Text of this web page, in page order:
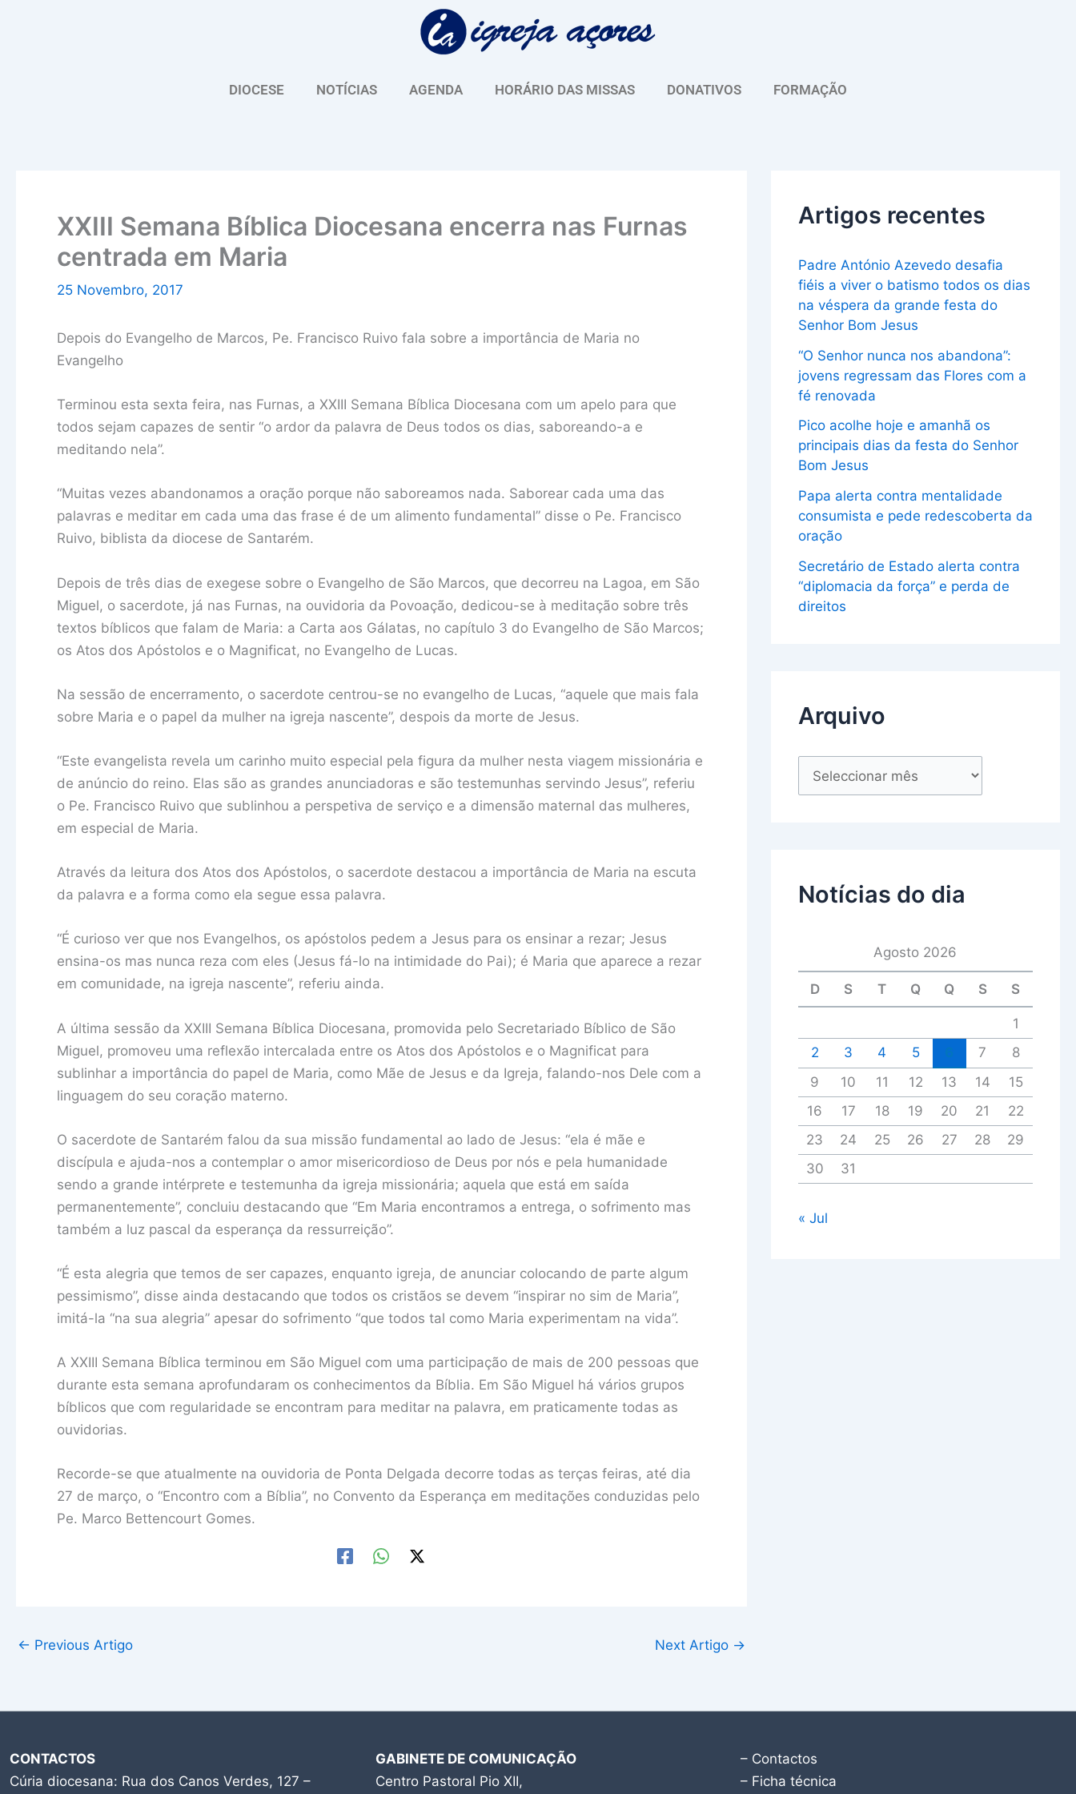
DIOCESE NOTÍCIAS AGENDA HORÁRIO DAS MISSAS DONATIVOS FORMAÇÃO
XXIII Semana Bíblica Diocesana encerra nas Furnas
centrada em Maria
25 Novembro, 2017
Depois do Evangelho de Marcos, Pe. Francisco Ruivo fala sobre a importância de Maria no
Evangelho
Terminou esta sexta feira, nas Furnas, a XXIII Semana Bíblica Diocesana com um apelo para que
todos sejam capazes de sentir “o ardor da palavra de Deus todos os dias, saboreando-a e
meditando nela”.
“Muitas vezes abandonamos a oração porque não saboreamos nada. Saborear cada uma das
palavras e meditar em cada uma das frase é de um alimento fundamental” disse o Pe. Francisco
Ruivo, biblista da diocese de Santarém.
Depois de três dias de exegese sobre o Evangelho de São Marcos, que decorreu na Lagoa, em São
Miguel, o sacerdote, já nas Furnas, na ouvidoria da Povoação, dedicou-se à meditação sobre três
textos bíblicos que falam de Maria: a Carta aos Gálatas, no capítulo 3 do Evangelho de São Marcos;
os Atos dos Apóstolos e o Magnificat, no Evangelho de Lucas.
Na sessão de encerramento, o sacerdote centrou-se no evangelho de Lucas, “aquele que mais fala
sobre Maria e o papel da mulher na igreja nascente”, despois da morte de Jesus.
“Este evangelista revela um carinho muito especial pela figura da mulher nesta viagem missionária e
de anúncio do reino. Elas são as grandes anunciadoras e são testemunhas servindo Jesus”, referiu
o Pe. Francisco Ruivo que sublinhou a perspetiva de serviço e a dimensão maternal das mulheres,
em especial de Maria.
Através da leitura dos Atos dos Apóstolos, o sacerdote destacou a importância de Maria na escuta
da palavra e a forma como ela segue essa palavra.
“É curioso ver que nos Evangelhos, os apóstolos pedem a Jesus para os ensinar a rezar; Jesus
ensina-os mas nunca reza com eles (Jesus fá-lo na intimidade do Pai); é Maria que aparece a rezar
em comunidade, na igreja nascente”, referiu ainda.
A última sessão da XXIII Semana Bíblica Diocesana, promovida pelo Secretariado Bíblico de São
Miguel, promoveu uma reflexão intercalada entre os Atos dos Apóstolos e o Magnificat para
sublinhar a importância do papel de Maria, como Mãe de Jesus e da Igreja, falando-nos Dele com a
linguagem do seu coração materno.
O sacerdote de Santarém falou da sua missão fundamental ao lado de Jesus: “ela é mãe e
discípula e ajuda-nos a contemplar o amor misericordioso de Deus por nós e pela humanidade
sendo a grande intérprete e testemunha da igreja missionária; aquela que está em saída
permanentemente”, concluiu destacando que “Em Maria encontramos a entrega, o sofrimento mas
também a luz pascal da esperança da ressurreição”.
“É esta alegria que temos de ser capazes, enquanto igreja, de anunciar colocando de parte algum
pessimismo”, disse ainda destacando que todos os cristãos se devem “inspirar no sim de Maria”,
imitá-la “na sua alegria” apesar do sofrimento “que todos tal como Maria experimentam na vida”.
A XXIII Semana Bíblica terminou em São Miguel com uma participação de mais de 200 pessoas que
durante esta semana aprofundaram os conhecimentos da Bíblia. Em São Miguel há vários grupos
bíblicos que com regularidade se encontram para meditar na palavra, em praticamente todas as
ouvidorias.
Recorde-se que atualmente na ouvidoria de Ponta Delgada decorre todas as terças feiras, até dia
27 de março, o “Encontro com a Bíblia”, no Convento da Esperança em meditações conduzidas pelo
Pe. Marco Bettencourt Gomes.
← Previous Artigo Next Artigo →
Artigos recentes
Padre António Azevedo desafia
fiéis a viver o batismo todos os dias
na véspera da grande festa do
Senhor Bom Jesus
“O Senhor nunca nos abandona”:
jovens regressam das Flores com a
fé renovada
Pico acolhe hoje e amanhã os
principais dias da festa do Senhor
Bom Jesus
Papa alerta contra mentalidade
consumista e pede redescoberta da
oração
Secretário de Estado alerta contra
“diplomacia da força” e perda de
direitos
Arquivo
u
Notícias do dia
Agosto 2026
D S T Q Q S S
1
2
3 4 5 7
8
9
10 11 12 13 14
15
16
17 18 19 20 21
22
23
24 25 26 27 28
29
30
31
« Jul
CONTACTOS
Cúria diocesana: Rua dos Canos Verdes, 127 –
GABINETE DE COMUNICAÇÃO
Centro Pastoral Pio XII,
– Contactos
– Ficha técnica